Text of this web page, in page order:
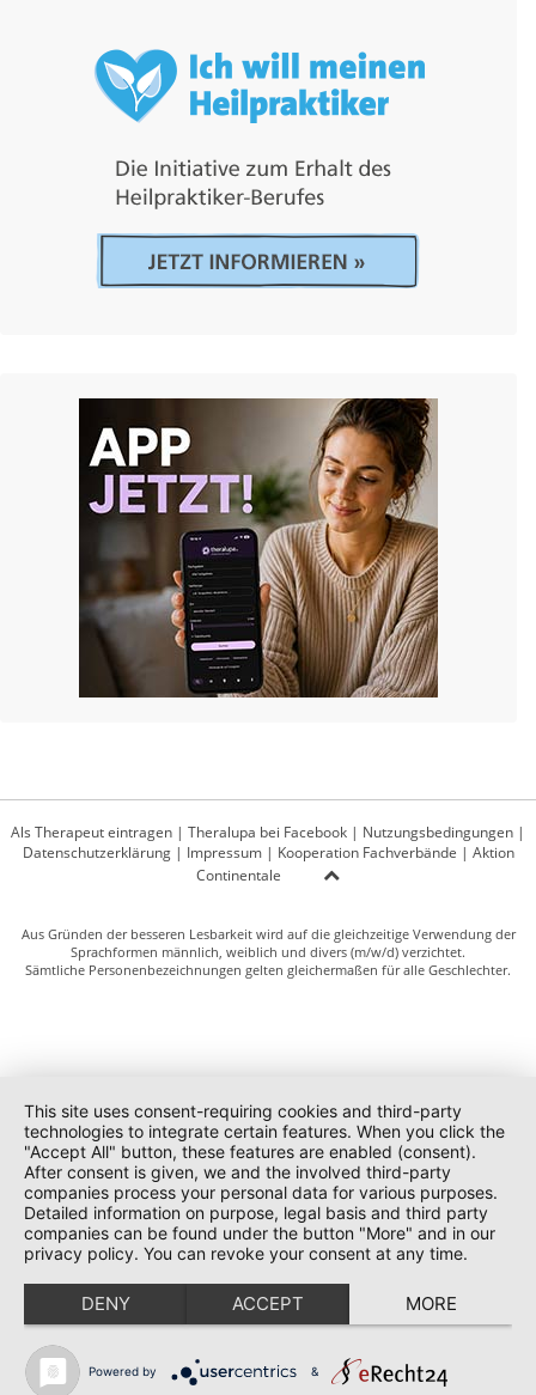
Als Therapeut eintragen | Theralupa bei Facebook | Nutzungsbedingungen |
Datenschutzerklärung| Impressum| Kooperation Fachverbände | Aktion
Continentale
Aus Gründen der besseren Lesbarkeit wird auf die gleichzeitige Verwendung der
Sprachformen männlich, weiblich und divers (m/w/d) verzichtet.
Sämtliche Personenbezeichnungen gelten gleichermaßen für alle Geschlechter.
This site uses consent-requiring cookies and third-party
technologies to integrate certain features. When you click the
"Accept All" button, these features are enabled (consent).
After consent is given, we and the involved third-party
companies process your personal data for various purposes.
Detailed information on purpose, legal basis and third party
companies can be found under the button "More" and in our
privacy policy. You can revoke your consent at any time.
DENY ACCEPT MORE
Powered by &